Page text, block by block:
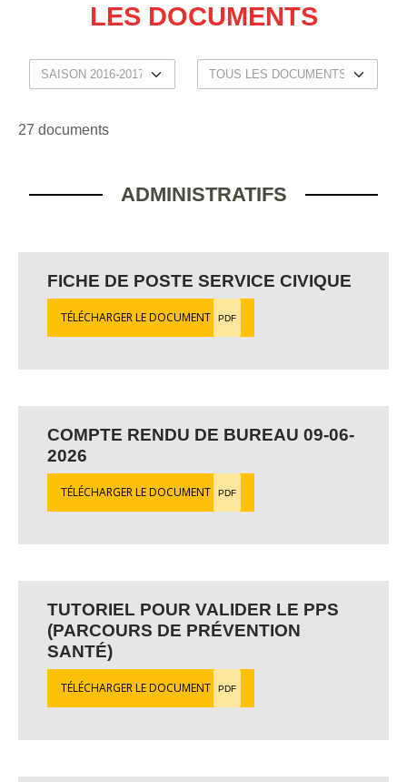
LES DOCUMENTS
27 documents
ADMINISTRATIFS
FICHE DE POSTE SERVICE CIVIQUE
TÉLÉCHARGER LE DOCUMENT PDF
COMPTE RENDU DE BUREAU 09-06-
2026
TÉLÉCHARGER LE DOCUMENT PDF
TUTORIEL POUR VALIDER LE PPS
(PARCOURS DE PRÉVENTION
SANTÉ)
TÉLÉCHARGER LE DOCUMENT PDF